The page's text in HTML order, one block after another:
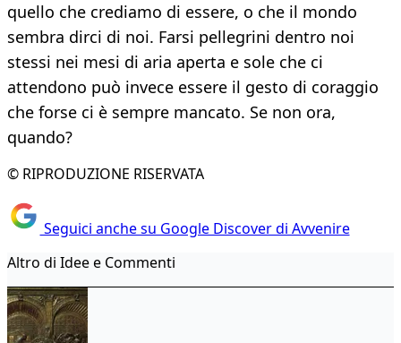
quello che crediamo di essere, o che il mondo
sembra dirci di noi. Farsi pellegrini dentro noi
stessi nei mesi di aria aperta e sole che ci
attendono può invece essere il gesto di coraggio
che forse ci è sempre mancato. Se non ora,
quando?
© RIPRODUZIONE RISERVATA
Seguici anche su Google Discover di Avvenire
Altro di Idee e Commenti